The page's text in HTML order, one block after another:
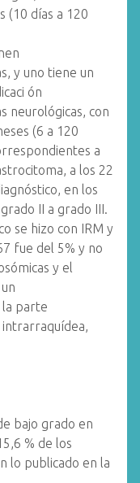
(10 días a 120
y uno tiene un
ón
neurológicas, con
(6 a 120
a
a los 22
en los
II a grado III.
se hizo con IRM y
fue del 5% y no
y el
la parte
intrarraquídea,
bajo grado en
% de los
lo publicado en la